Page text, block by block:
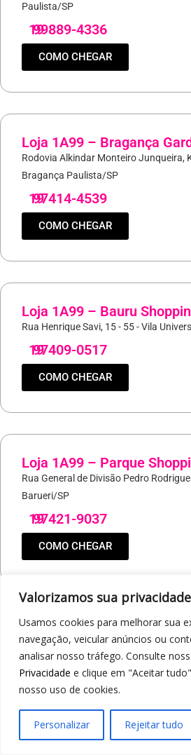
Valorizamos sua privacidade
Usamos cookies para melhorar sua
navegação, veicular anúncios ou
analisar nosso tráfego. Consulte
Privacidade e clique em "Aceitar
nosso uso de cookies.
Personalizar Rejeitar tudo
Paulista/SP
19
99889-4336
COMO CHEGAR
Loja 1A99 – Bragança
Rodovia Alkindar Monteiro Junqueira,
Bragança Paulista/SP
19
97414-4539
COMO CHEGAR
Loja 1A99 – Bauru
Rua Henrique Savi, 15 - 55 - Vila
19
97409-0517
COMO CHEGAR
Loja 1A99 – Parque
Rua General de Divisão Pedro
Barueri/SP
19
97421-9037
COMO CHEGAR
Loja 1A99 – North
Via Conselheiro Antonio Prado, 1400 -
19
97407-5840
COMO CHEGAR